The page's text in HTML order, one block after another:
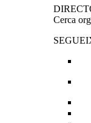
Cerca